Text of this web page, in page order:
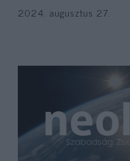
2024. augusztus 27.